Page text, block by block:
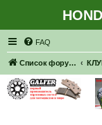
FAQ
Список форумов